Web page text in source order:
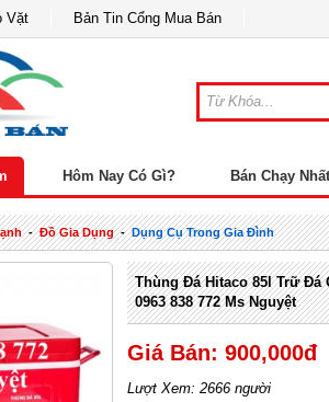
Vặt Bản Tin Cổng Mua Bán
Hôm Nay Có Gì? Bán Chạy Nhất
-Đồ Gia Dụng-Dụng Cụ Trong Gia Đình
Thùng Đá Hitaco 85l Trữ Đá
0963 838 772 Ms Nguyệt
Giá Bán: 900,000đ
Lượt Xem: 2666 người